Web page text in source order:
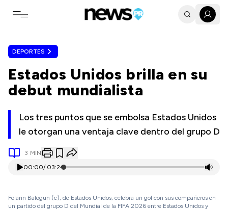
Toggle navigation menu
DEPORTES
Estados Unidos brilla en su
debut mundialista
Los tres puntos que se embolsa Estados Unidos
le otorgan una ventaja clave dentro del grupo D
3 MIN
00:00/ 03:24
Folarin Balogun (c), de Estados Unidos, celebra un gol con sus compañeros en
un partido del grupo D del Mundial de la FIFA 2026 entre Estados Unidos y